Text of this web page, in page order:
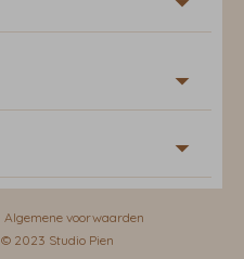
Algemene voorwaarden
© 2023 Studio Pien